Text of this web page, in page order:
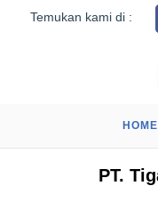
Temukan kami di :
HOME
PT.